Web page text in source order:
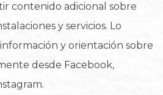
contenido adicional sobre
y servicios. Lo
y orientación sobre
desde Facebook,